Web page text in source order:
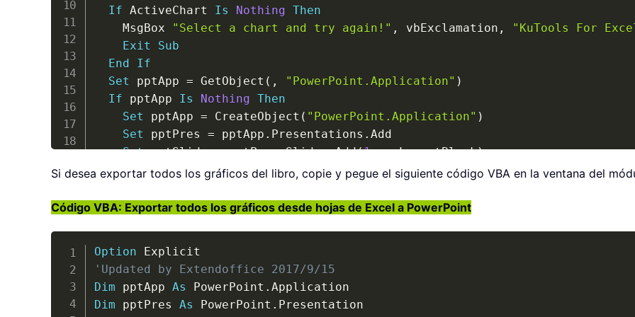
If ActiveChart Is Nothing Then
    MsgBox
"Select a chart and try again!" , vbExclamation ,
"KuTools For
Exit
Sub
End
If
Set pptApp = GetObject ( , "PowerPoint.Application" )
If pptApp Is Nothing Then
Set pptApp = CreateObject ( "PowerPoint.Application" )
Set pptPres = pptApp . Presentations . Add
Set pptSlide = pptPres.Slides.Add(1, ppLayoutBlank)
Else
Set pptPres = pptApp.ActivePresentation
Set pptSlide
Else
Set pptSlide = pptPres.Slides
End
If
Si desea exportar todos los gráficos del libro, copie y pegue el siguiente código VBA en la ventana del
Código VBA: Exportar todos los gráficos desde hojas de Excel a PowerPoint
Option
'Updated by Extendoffice 2017/9/15
Dim pptApp As PowerPoint .
Dim pptPres As PowerPoint .